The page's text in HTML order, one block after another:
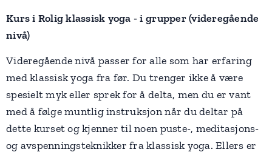
Kurs i Rolig klassisk yoga - i grupper (videregående
nivå)
Videregående nivå passer for alle som har erfaring
med klassisk yoga fra før. Du trenger ikke å være
spesielt myk eller sprek for å delta, men du er vant
med å følge muntlig instruksjon når du deltar på
dette kurset og kjenner til noen puste-, meditasjons-
og avspenningsteknikker fra klassisk yoga. Ellers er